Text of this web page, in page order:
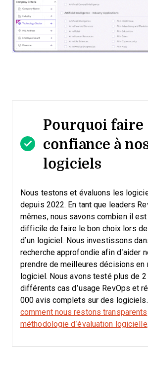
Pourquoi faire
confiance à
logiciels
Nous testons et évaluons les
depuis 2022. En tant que leaders
mêmes, nous savons combien il
difficile de faire le bon choix lors
d’un logiciel. Nous investissons
recherche approfondie afin d’aider
prendre de meilleures décisions en
logiciel. Nous avons testé plus de
différents cas d’usage RevOps et
000 avis complets sur des logiciels.
comment nous restons transparents
méthodologie d’évaluation logicielle.